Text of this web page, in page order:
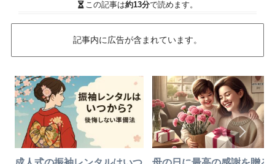
この記事は約13分で読めます。
記事内に広告が含まれています。